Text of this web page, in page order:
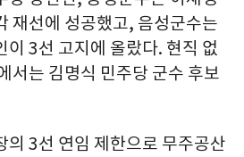
재선에 성공했고, 음성군수는
이 3선 고지에 올랐다. 현직 없
서는 김명식 민주당 군수 후보
의 3선 연임 제한으로 무주공산